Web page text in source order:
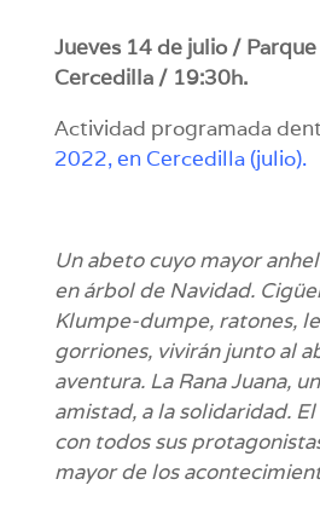
Jueves 14 de julio /
Cercedilla / 19:30h.
Actividad programada
2022, en Cercedilla (julio).
Un abeto cuyo mayor
en árbol de Navidad.
Klumpe-dumpe, ratones,
gorriones, vivirán junto al
aventura. La Rana Juana,
amistad, a la solidaridad.
con todos sus
mayor de los